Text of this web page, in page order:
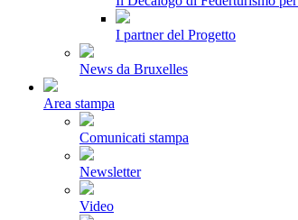
I partner del Progetto
News da Bruxelles
Area stampa
Comunicati stampa
Newsletter
Video